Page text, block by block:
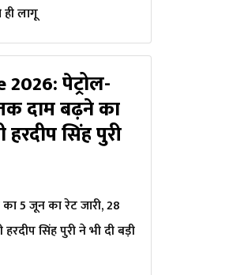
लागू
पेट्रोल-
दाम बढ़ने का
सिंह पुरी
5 जून का रेट जारी, 28
सिंह पुरी ने भी दी बड़ी